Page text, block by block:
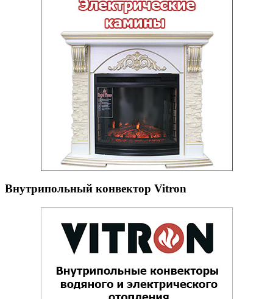
Внутрипольный конвектор Vitron